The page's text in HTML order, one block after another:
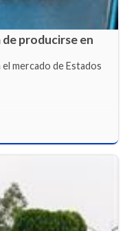
producirse en
mercado de Estados